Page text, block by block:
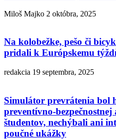
Miloš Majko 2 októbra, 2025
Na kolobežke, pešo či
pridali k Európskemu
redakcia 19 septembra, 2025
Simulátor prevrátenia bol
preventívno-bezpečnostnej
študentov, nechýbali ani
poučné ukážky